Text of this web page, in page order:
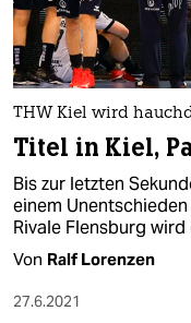
THW Kiel wird
Titel in Kiel,
Bis zur letzten
einem
Rivale Flensburg
Von Ralf Lorenzen
27.6.2021